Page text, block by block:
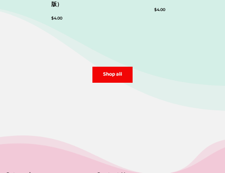
版）
$4.00
$4.00
Shop all